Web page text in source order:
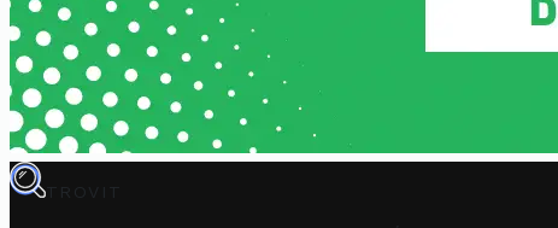
TROVIT